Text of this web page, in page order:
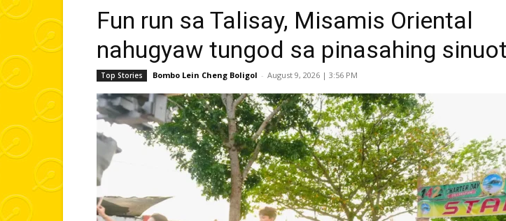
Fun run sa Talisay, Misamis Oriental
nahugyaw tungod sa pinasahing
Top Stories Bombo Lein Cheng Boligol - August 9, 2026 | 3:56 PM